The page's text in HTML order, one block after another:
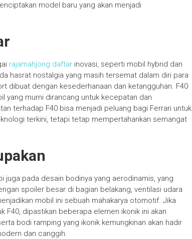
model baru yang akan menjadi
rajamahjong daftar inovasi, seperti mobil hybrid dan
hasrat nostalgia yang masih tersemat dalam diri para
dibuat dengan kesederhanaan dan ketangguhan. F40
yang murni dirancang untuk kecepatan dan
terhadap F40 bisa menjadi peluang bagi Ferrari untuk
terkini, tetapi tetap mempertahankan semangat
juga pada desain bodinya yang aerodinamis, yang
spoiler besar di bagian belakang, ventilasi udara
mobil ini sebuah mahakarya otomotif. Jika
dipastikan beberapa elemen ikonik ini akan
bodi ramping yang ikonik kemungkinan akan hadir
dan canggih.